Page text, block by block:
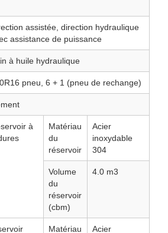
assistée, direction hydraulique
assistance de puissance
à huile hydraulique
pneu, 6 + 1 (pneu de rechange)
à
Matériau
du
réservoir
Acier
inoxydable
304
Volume
du
réservoir
(cbm)
4.0 m3
Matériau Acier